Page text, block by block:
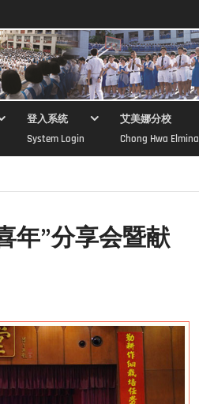
登入系统
System Login
艾美娜分校
Chong Hwa Elmina
年”分享会暨献